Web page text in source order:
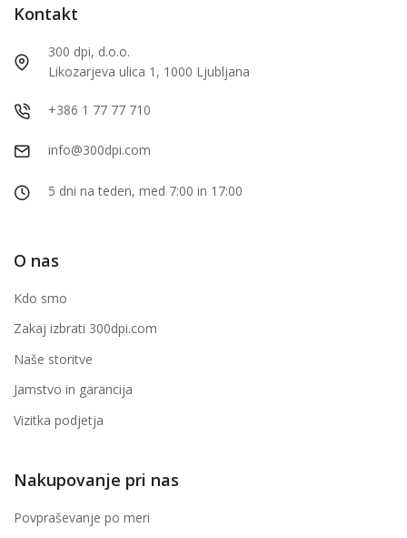
Kontakt
300 dpi, d.o.o.
Likozarjeva ulica 1, 1000 Ljubljana
+386 1 77 77 710
info@300dpi.com
5 dni na teden, med 7:00 in 17:00
O nas
Kdo smo
Zakaj izbrati 300dpi.com
Naše storitve
Jamstvo in garancija
Vizitka podjetja
Nakupovanje pri nas
Povpraševanje po meri